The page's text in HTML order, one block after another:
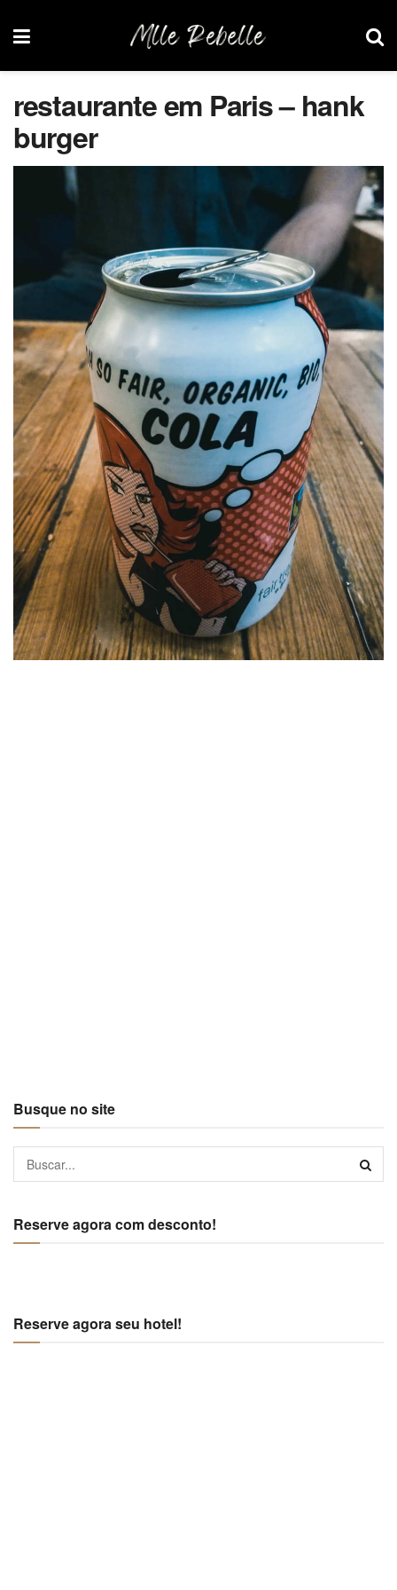
restaurante em Paris – hank
burger
Busque no site
Reserve agora com desconto!
Reserve agora seu hotel!